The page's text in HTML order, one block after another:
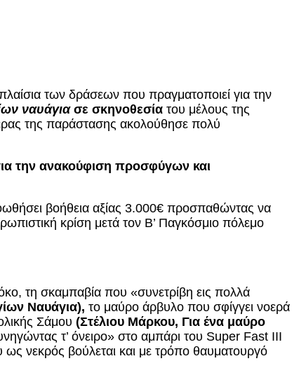
των δράσεων που πραγματοποιεί για την
ναυάγια σε σκηνοθεσία του μέλους της
της παράστασης ακολούθησε πολύ
την ανακούφιση προσφύγων και
βοήθεια αξίας 3.000€ προσπαθώντας να
κρίση μετά τον Β’ Παγκόσμιο πόλεμο
τη σκαμπαβία που «συνετρίβη εις πολλά
Ναυάγια), το μαύρο άρβυλο που σφίγγει νοερά
Σάμου (Στέλιου Μάρκου, Για ένα μαύρο
τ’ όνειρο» στο αμπάρι του Super Fast III
νεκρός βούλεται και με τρόπο θαυματουργό